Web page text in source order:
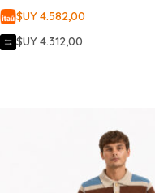
$UY 4.582,00
$UY 4.312,00